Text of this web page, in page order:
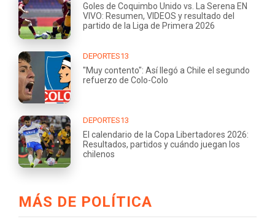
Goles de Coquimbo Unido vs. La Serena EN
VIVO: Resumen, VIDEOS y resultado del
partido de la Liga de Primera 2026
DEPORTES13
"Muy contento": Así llegó a Chile el segundo
refuerzo de Colo-Colo
DEPORTES13
El calendario de la Copa Libertadores 2026:
Resultados, partidos y cuándo juegan los
chilenos
MÁS DE POLÍTICA